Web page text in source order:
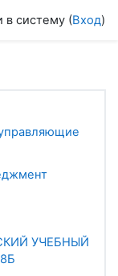
систему (Вход)
УЧЕБНЫЙ